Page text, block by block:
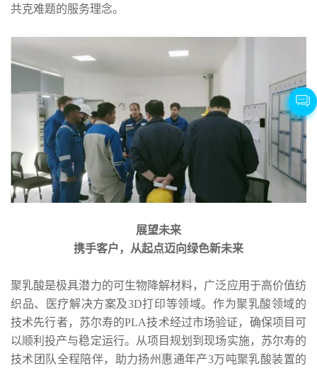
共克难题的服务理念。
展望未来
携手客户，从起点迈向绿色新未来
聚乳酸是极具潜力的可生物降解材料，广泛应用于高价值纺
织品、医疗解决方案及3D打印等领域。作为聚乳酸领域的
技术先行者，苏尔寿的PLA技术经过市场验证，确保项目可
以顺利投产与稳定运行。从项目规划到现场实施，苏尔寿的
技术团队全程陪伴，助力扬州惠通年产3万吨聚乳酸装置的